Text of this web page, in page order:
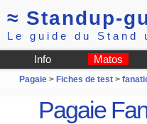
≈ Standup-
Le guide du Stand
Info Matos
Pagaie> Fiches de test>
Pagaie